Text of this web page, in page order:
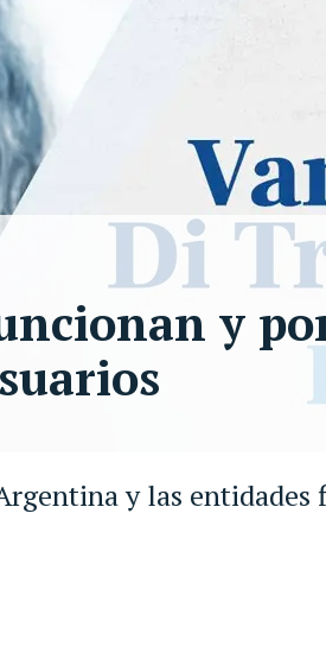
y las entidades
y